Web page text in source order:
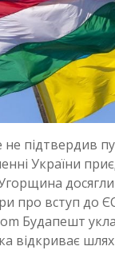
підтвердив
України
про вступ до
Будапешт
відкриває